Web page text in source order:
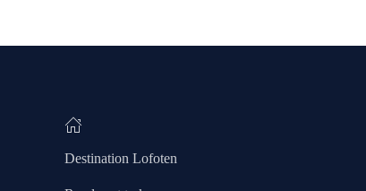
Destination Lofoten